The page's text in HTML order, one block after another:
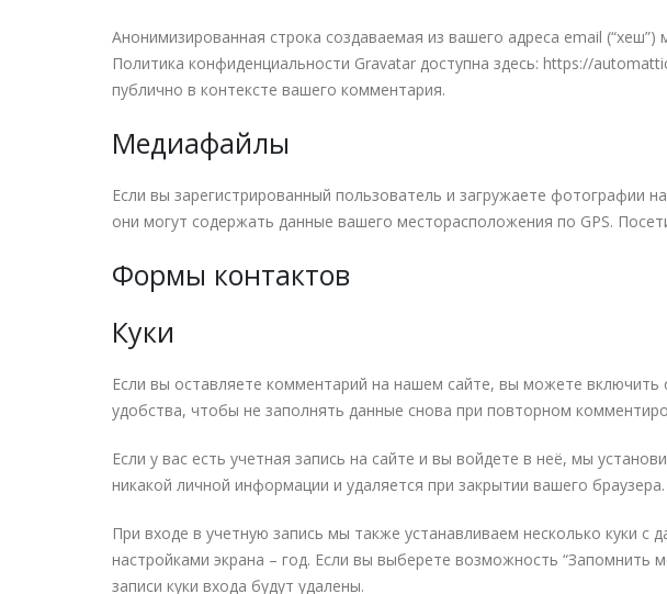
Анонимизированная строка создаваемая из вашего адреса email
Политика конфиденциальности Gravatar доступна здесь: https://
публично в контексте вашего комментария.
Медиафайлы
Если вы зарегистрированный пользователь и загружаете фотографии
они могут содержать данные вашего месторасположения по GPS.
Формы контактов
Куки
Если вы оставляете комментарий на нашем сайте, вы можете включить
удобства, чтобы не заполнять данные снова при повторном
Если у вас есть учетная запись на сайте и вы войдете в неё, мы
никакой личной информации и удаляется при закрытии вашего браузера.
При входе в учетную запись мы также устанавливаем несколько куки с
настройками экрана – год. Если вы выберете возможность “Запомнить
записи куки входа будут удалены.